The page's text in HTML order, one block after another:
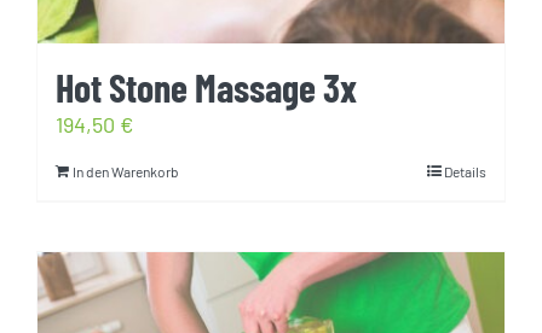
Hot Stone Massage 3x
194,50 €
In den Warenkorb Details